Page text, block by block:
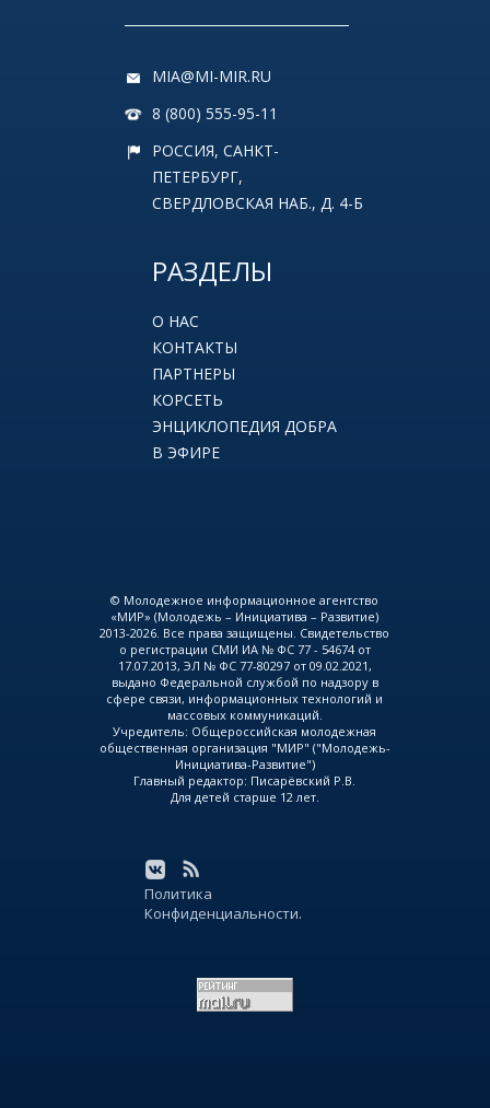
MIA@MI-MIR.RU
8 (800) 555-95-11
РОССИЯ, САНКТ-
ПЕТЕРБУРГ,
СВЕРДЛОВСКАЯ НАБ., Д. 4-Б
РАЗДЕЛЫ
О НАС
КОНТАКТЫ
ПАРТНЕРЫ
КОРСЕТЬ
ЭНЦИКЛОПЕДИЯ ДОБРА
В ЭФИРЕ
© Молодежное информационное агентство
«МИР» (Молодежь – Инициатива – Развитие)
2013-2026. Все права защищены. Свидетельство
о регистрации СМИ ИА № ФС 77 - 54674 от
17.07.2013, ЭЛ № ФС 77-80297 от 09.02.2021,
выдано Федеральной службой по надзору в
сфере связи, информационных технологий и
массовых коммуникаций.
Учредитель: Общероссийская молодежная
общественная организация "МИР" ("Молодежь-
Инициатива-Развитие")
Главный редактор: Писарёвский Р.В.
Для детей старше 12 лет.
Политика
Конфиденциальности.